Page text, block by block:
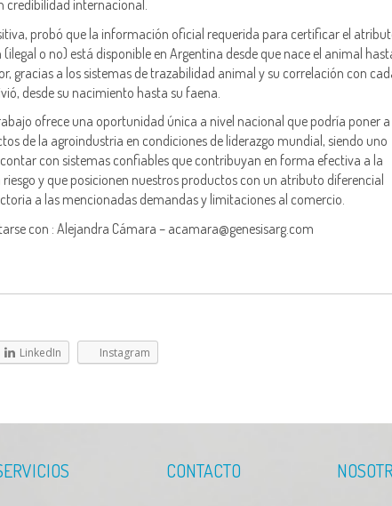
credibilidad internacional.
probó que la información oficial requerida para certificar el
o no) está disponible en Argentina desde que nace el animal
gracias a los sistemas de trazabilidad animal y su correlación con
desde su nacimiento hasta su faena.
ofrece una oportunidad única a nivel nacional que podría poner a
de la agroindustria en condiciones de liderazgo mundial, siendo uno
con sistemas confiables que contribuyan en forma efectiva a la
y que posicionen nuestros productos con un atributo diferencial
a las mencionadas demandas y limitaciones al comercio.
con : Alejandra Cámara – acamara@genesisarg.com
LinkedIn Instagram
CONTACTO